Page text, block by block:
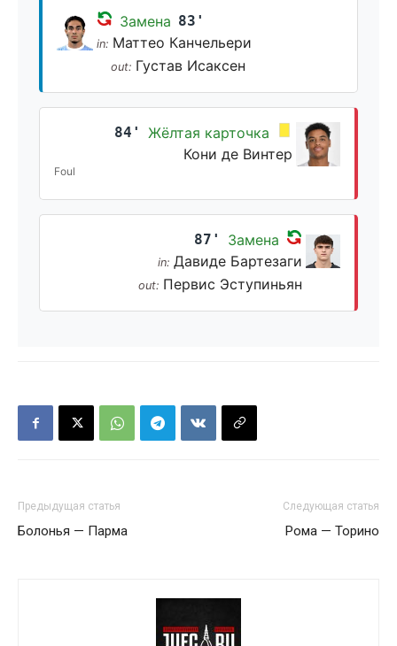
Замена 83'
in: Маттео Канчельери
out: Густав Исаксен
84'
Жёлтая карточка
Кони де Винтер
Foul
87' Замена
in: Давиде Бартезаги
out: Первис Эступиньян
Предыдущая статья
Болонья — Парма
Следующая статья
Рома — Торино